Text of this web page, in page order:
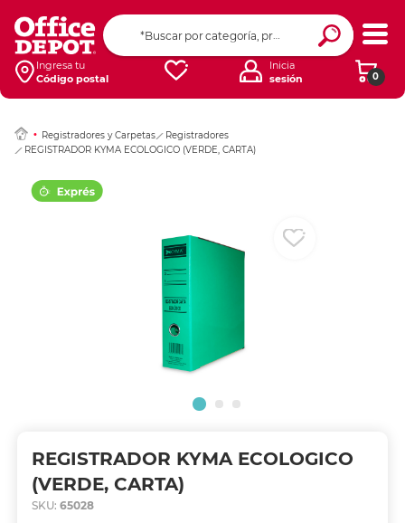
Ingresa tu
Código postal
0
Inicia
sesión
Registradores y Carpetas
Registradores
REGISTRADOR KYMA ECOLOGICO (VERDE, CARTA)
REGISTRADOR KYMA ECOLOGICO
(VERDE, CARTA)
SKU: 65028
Ingresar Codigo